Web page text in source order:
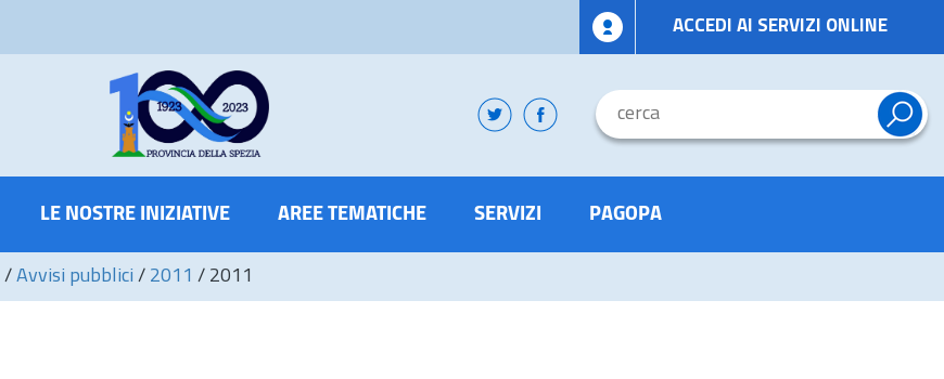
ACCEDI AI SERVIZI ONLINE
LE NOSTRE INIZIATIVE AREE TEMATICHE SERVIZI PAGOPA
/ Avvisi pubblici / 2011 / 2011